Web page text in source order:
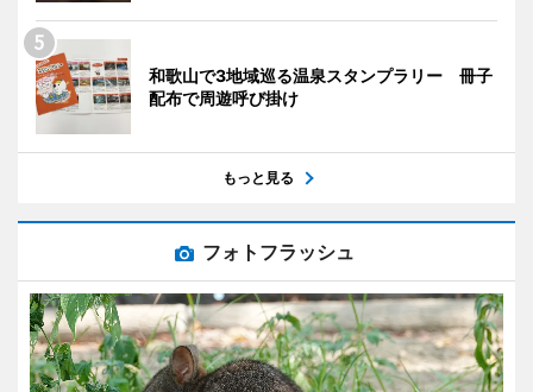
和歌山で3地域巡る温泉スタンプラリー 冊子
配布で周遊呼び掛け
もっと見る
フォトフラッシュ